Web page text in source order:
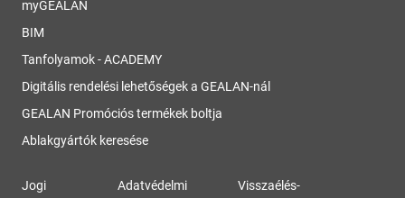
myGEALAN
BIM
Tanfolyamok - ACADEMY
Digitális rendelési lehetőségek a GEALAN-nál
GEALAN Promóciós termékek boltja
Ablakgyártók keresése
Jogi
Adatvédelmi
Visszaélés-